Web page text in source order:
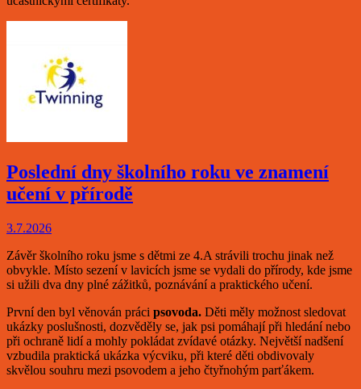
Poslední dny školního roku ve znamení
učení v přírodě
3.7.2026
Závěr školního roku jsme s dětmi ze 4.A strávili trochu jinak než
obvykle. Místo sezení v lavicích jsme se vydali do přírody, kde jsme
si užili dva dny plné zážitků, poznávání a praktického učení.
První den byl věnován práci psovoda. Děti měly možnost sledovat
ukázky poslušnosti, dozvěděly se, jak psi pomáhají při hledání nebo
při ochraně lidí a mohly pokládat zvídavé otázky. Největší nadšení
vzbudila praktická ukázka výcviku, při které děti obdivovaly
skvělou souhru mezi psovodem a jeho čtyřnohým parťákem.